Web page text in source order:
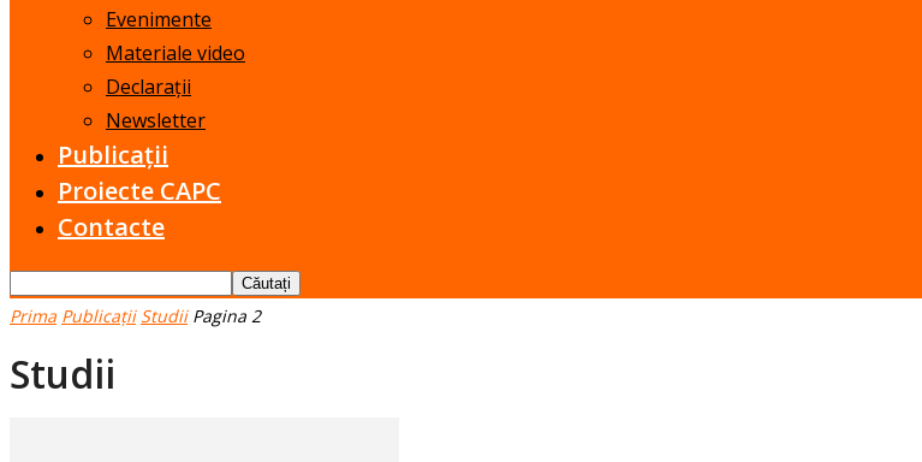
Evenimente
Materiale video
Declarații
Newsletter
Publicații
Proiecte CAPC
Contacte
Prima Publicații Studii Pagina 2
Studii